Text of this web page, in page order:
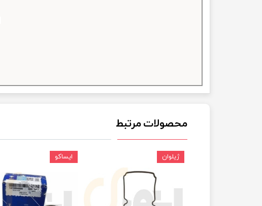
محصولات مرتبط
ایساکو ژیلوان